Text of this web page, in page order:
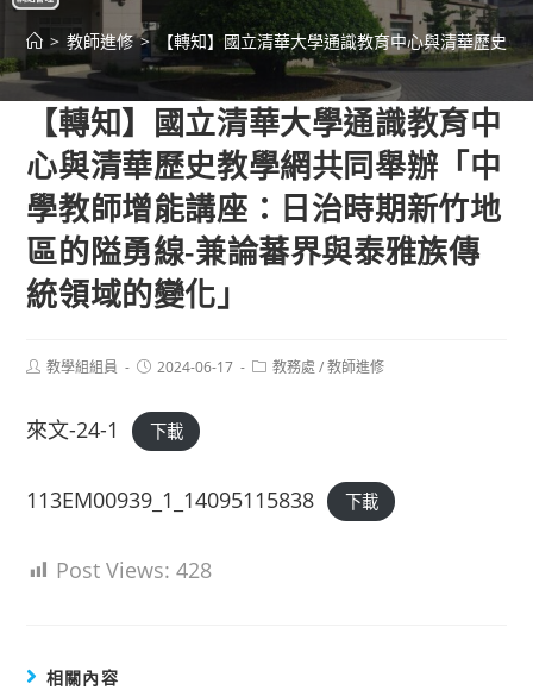
> 教師進修 > 【轉知】國立清華大學通識教育中心與清華歷史
【轉知】國立清華大學通識教育中
心與清華歷史教學網共同舉辦「中
學教師增能講座：日治時期新竹地
區的隘勇線-兼論蕃界與泰雅族傳
統領域的變化」
Post教學組組員
Post2024-06-17
Post教務處 / 教師進修
來文-24-1 下載
113EM00939_1_14095115838 下載
Post Views: 428
相關內容